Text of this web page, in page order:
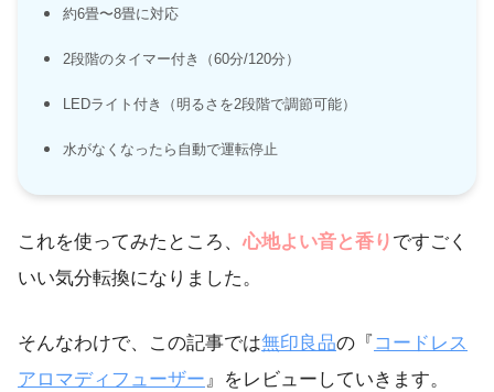
約6畳〜8畳に対応
2段階のタイマー付き（60分/120分）
LEDライト付き（明るさを2段階で調節可能）
水がなくなったら自動で運転停止
これを使ってみたところ、心地よい音と香り ですごく
いい気分転換になりました。
そんなわけで、この記事では無印良品の『 コードレス
アロマディフューザー』をレビューしていきます。